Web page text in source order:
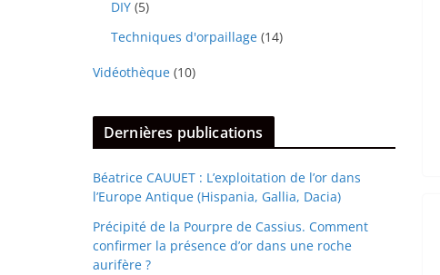
DIY (5)
Techniques d'orpaillage (14)
Vidéothèque (10)
Dernières publications
Béatrice CAUUET : L’exploitation de l’or dans
l’Europe Antique (Hispania, Gallia, Dacia)
Précipité de la Pourpre de Cassius. Comment
confirmer la présence d’or dans une roche
aurifère ?